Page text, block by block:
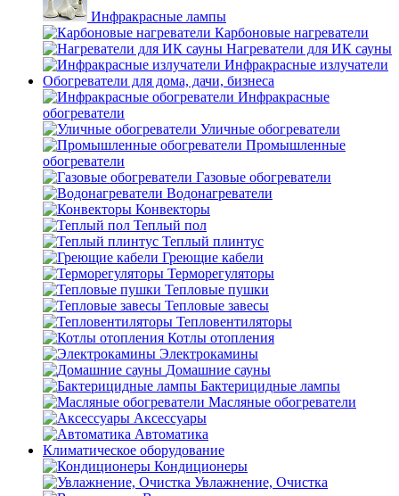
Инфракрасные лампы
Карбоновые нагреватели
Нагреватели для ИК сауны
Инфракрасные излучатели
Обогреватели для дома, дачи, бизнеса
Инфракрасные
обогреватели
Уличные обогреватели
Промышленные
обогреватели
Газовые обогреватели
Водонагреватели
Конвекторы
Теплый пол
Теплый плинтус
Греющие кабели
Терморегуляторы
Тепловые пушки
Тепловые завесы
Тепловентиляторы
Котлы отопления
Электрокамины
Домашние сауны
Бактерицидные лампы
Масляные обогреватели
Аксессуары
Автоматика
Климатическое оборудование
Кондиционеры
Увлажнение, Очистка